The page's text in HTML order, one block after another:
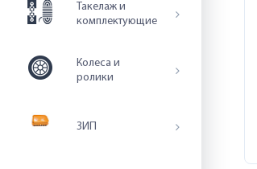
Такелаж и
комплектующие
Колеса и
ролики
ЗИП